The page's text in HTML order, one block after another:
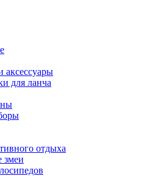
для ланча
отдыха
змеи